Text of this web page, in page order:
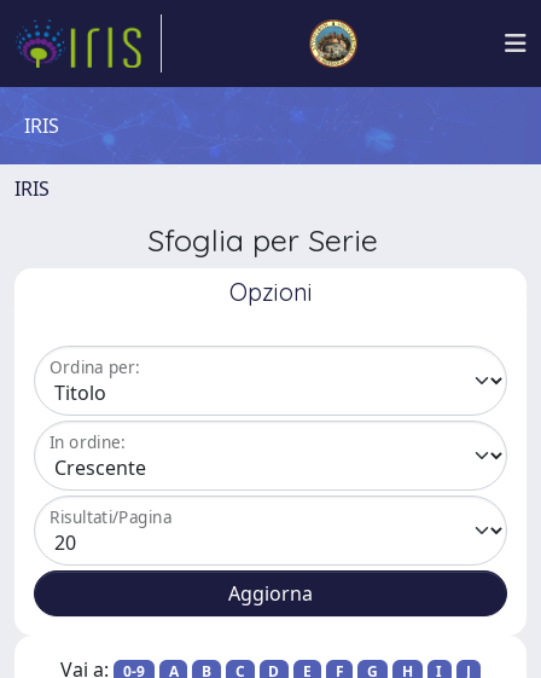
IRIS
IRIS
Sfoglia per Serie
Opzioni
Ordina per:
In ordine:
Risultati/Pagina
Vai a: 0-9 A B C D E F G H I
J